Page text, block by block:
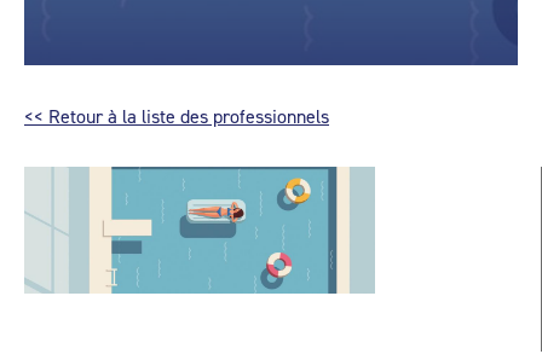
<< Retour à la liste des professionnels